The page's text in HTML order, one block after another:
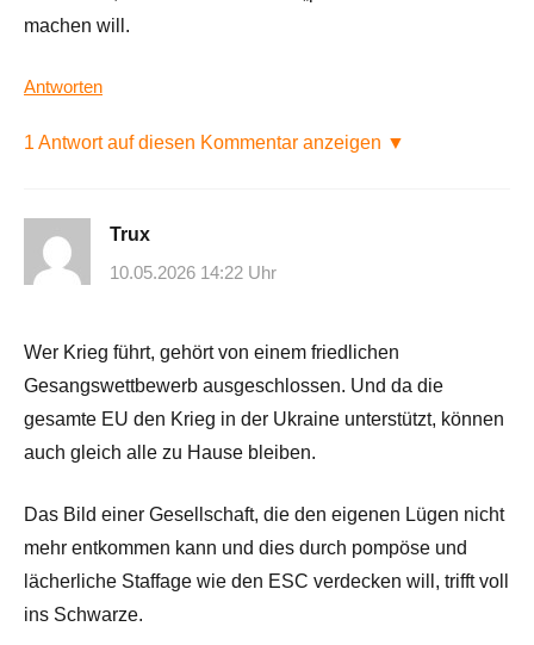
machen will.
Antworten
1 Antwort auf diesen Kommentar anzeigen ▼
Trux
10.05.2026 14:22 Uhr
Wer Krieg führt, gehört von einem friedlichen
Gesangswettbewerb ausgeschlossen. Und da die
gesamte EU den Krieg in der Ukraine unterstützt, können
auch gleich alle zu Hause bleiben.
Das Bild einer Gesellschaft, die den eigenen Lügen nicht
mehr entkommen kann und dies durch pompöse und
lächerliche Staffage wie den ESC verdecken will, trifft voll
ins Schwarze.